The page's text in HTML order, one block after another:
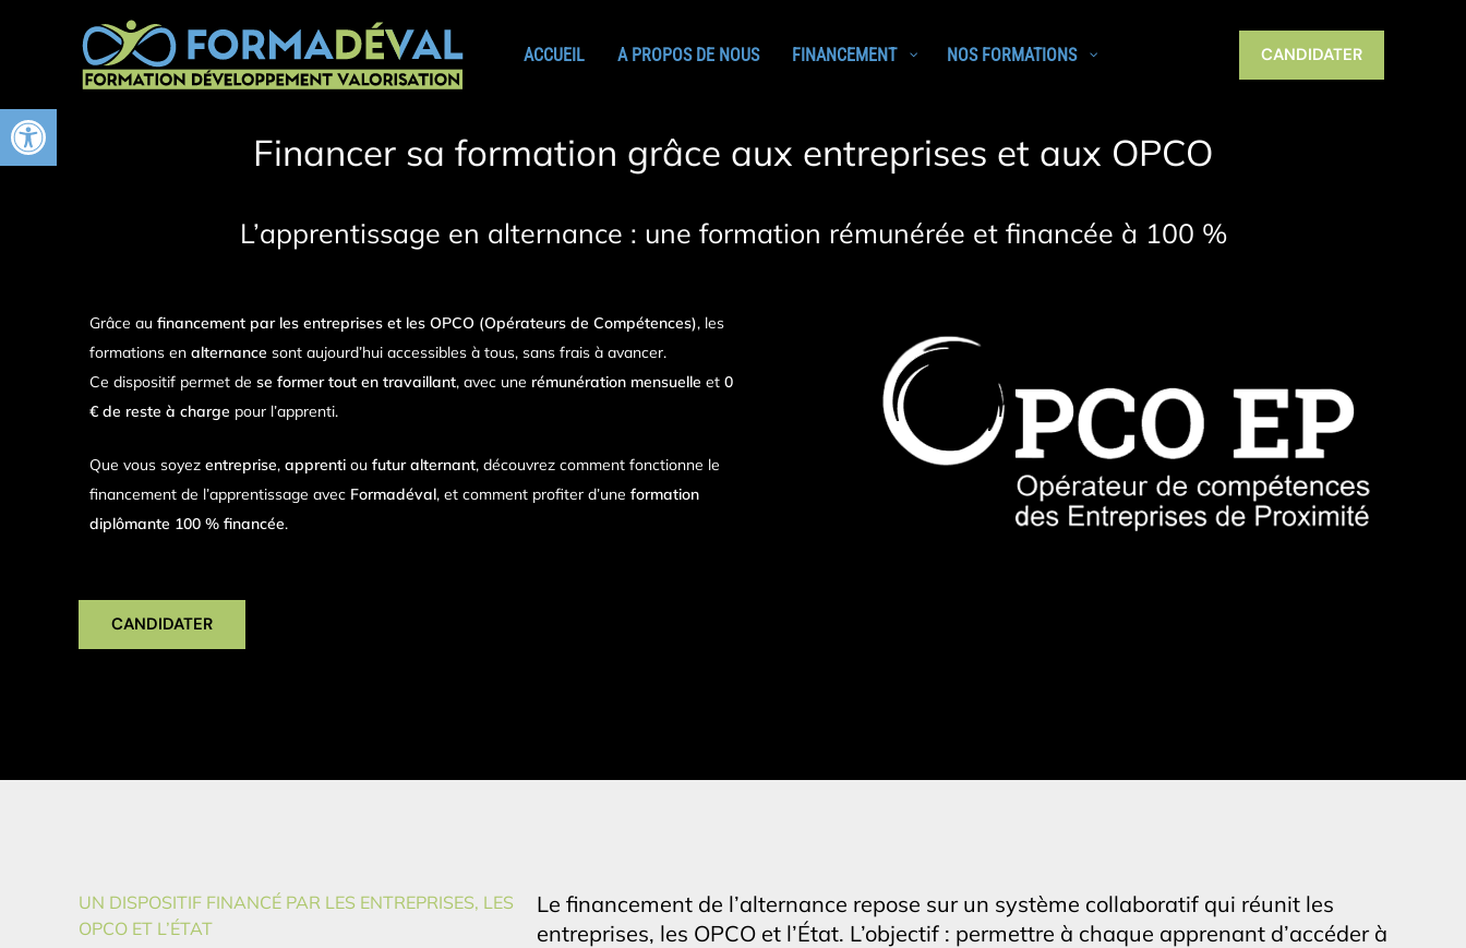
Ouvrir la barre d’outils
ACCUEIL A PROPOS DE NOUS FINANCEMENT NOS FORMATIONS CANDIDATER
Financer sa formation grâce aux entreprises et aux OPCO
L’apprentissage en alternance : une formation rémunérée et financée à 100 %
Grâce au financement par les entreprises et les OPCO (Opérateurs de Compétences), les
formations en alternance sont aujourd’hui accessibles à tous, sans frais à avancer.
Ce dispositif permet de se former tout en travaillant, avec une rémunération mensuelle et 0
€ de reste à charge pour l’apprenti.
Que vous soyez entreprise, apprenti ou futur alternant, découvrez comment fonctionne le
financement de l’apprentissage avec Formadéval, et comment profiter d’une formation
diplômante 100 % financée.
CANDIDATER
UN DISPOSITIF FINANCÉ PAR LES ENTREPRISES, LES
OPCO ET L’ÉTAT
Le financement de l’alternance repose sur un système collaboratif qui réunit les
entreprises, les OPCO et l’État. L’objectif : permettre à chaque apprenant d’accéder à